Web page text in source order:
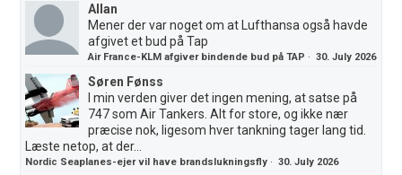
Allan
Mener der var noget om at Lufthansa også havde
afgivet et bud på Tap
Air France-KLM afgiver bindende bud på TAP ·30. July 2026
Søren Fønss
I min verden giver det ingen mening, at satse på
747 som Air Tankers. Alt for store, og ikke nær
præcise nok, ligesom hver tankning tager lang tid.
Læste netop, at der...
Nordic Seaplanes-ejer vil have brandslukningsfly ·30. July 2026